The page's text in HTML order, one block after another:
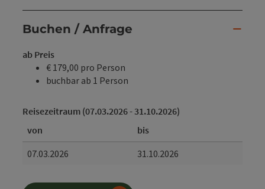
Buchen / Anfrage
ab Preis
€ 179,00 pro Person
buchbar ab 1 Person
Reisezeitraum (07.03.2026 - 31.10.2026)
von
bis
07.03.2026
31.10.2026